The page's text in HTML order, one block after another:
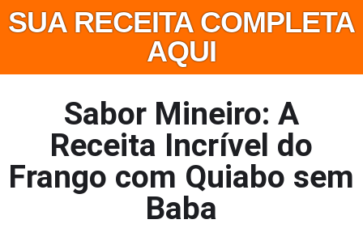
SUA RECEITA COMPLETA
AQUI
Sabor Mineiro: A
Receita Incrível do
Frango com Quiabo sem
Baba